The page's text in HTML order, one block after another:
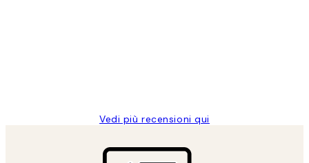
Vedi più recensioni qui